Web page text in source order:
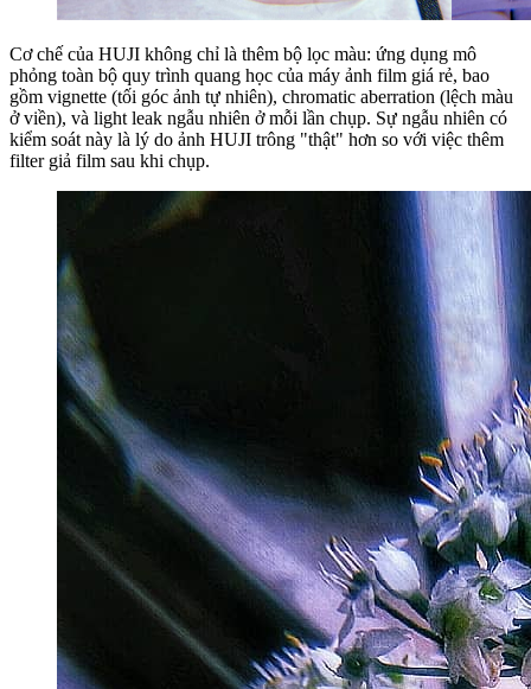
Cơ chế của HUJI không chỉ là thêm bộ lọc màu: ứng dụng mô
phỏng toàn bộ quy trình quang học của máy ảnh film giá rẻ, bao
gồm vignette (tối góc ảnh tự nhiên), chromatic aberration (lệch màu
ở viền), và light leak ngẫu nhiên ở mỗi lần chụp. Sự ngẫu nhiên có
kiểm soát này là lý do ảnh HUJI trông "thật" hơn so với việc thêm
filter giả film sau khi chụp.